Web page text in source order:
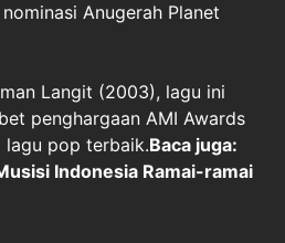
Anugerah Planet
Langit (2003), lagu ini
penghargaan AMI Awards
pop terbaik.Baca juga:
Indonesia Ramai-ramai